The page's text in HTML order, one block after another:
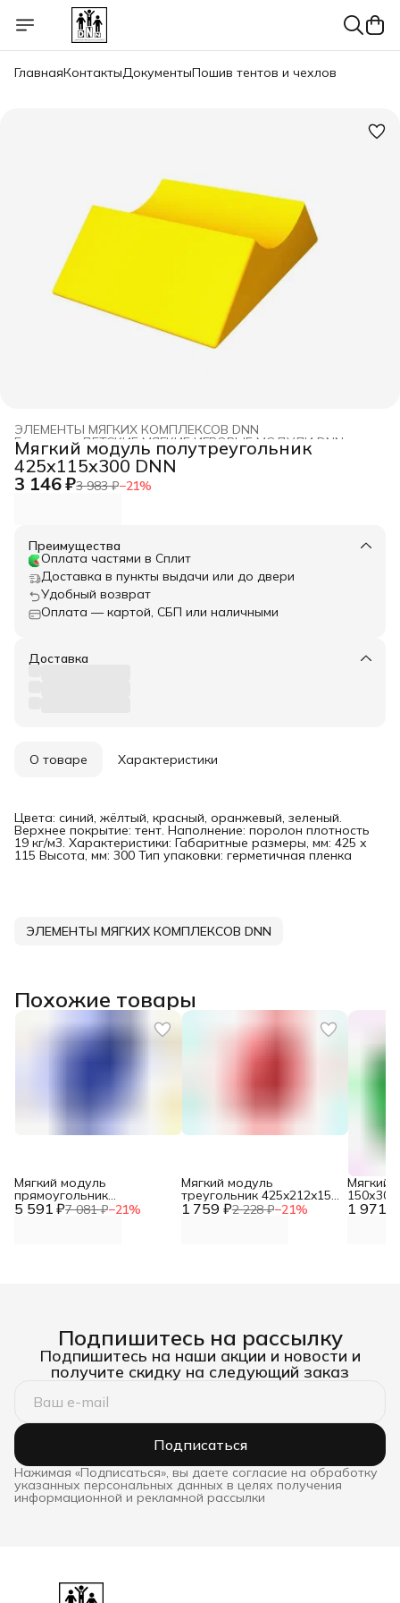
ГлавнаяКонтактыДокументыПошив тентов и чехлов
ЭЛЕМЕНТЫ МЯГКИХ КОМПЛЕКСОВ DNN
ДЕТСКИЕ МЯГКИЕ ИГРОВЫЕ МОДУЛИ DNN
Главная ›
Мягкий модуль полутреугольник
425x115x300 DNN
3 146 ₽3 983 ₽−21%
Преимущества
Оплата частями в Сплит
Доставка в пункты выдачи или до двери
Удобный возврат
Оплата — картой, СБП или наличными
Доставка
О товаре Характеристики
Цвета: синий, жёлтый, красный, оранжевый, зеленый.
Верхнее покрытие: тент. Наполнение: поролон плотность
19 кг/м3. Характеристики: Габаритные размеры, мм: 425 х
115 Высота, мм: 300 Тип упаковки: герметичная пленка
ЭЛЕМЕНТЫ МЯГКИХ КОМПЛЕКСОВ DNN
Похожие товары
5 591 ₽7 081 ₽−21%
Мягкий модуль
прямоугольник
900х300х150 DNN 1 759 ₽2 228 ₽−21%
Мягкий модуль
треугольник 425x212x150
DNN 1 971 ₽
Мягкий
Подпишитесь на рассылку
Подпишитесь на наши акции и новости и
получите скидку на следующий заказ
Подписаться
Нажимая «Подписаться», вы даете согласие на обработку
указанных персональных данных в целях получения
информационной и рекламной рассылки